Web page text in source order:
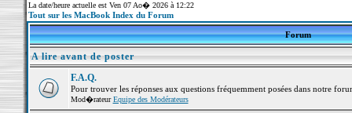
La date/heure actuelle est Ven 07 Ao� 2026 à 12:22
Tout sur les MacBook Index du Forum
Forum
A lire avant de poster
F.A.Q.
Pour trouver les réponses aux questions fréquemment posées dans notre
Mod�rateurEquipe des Modérateurs